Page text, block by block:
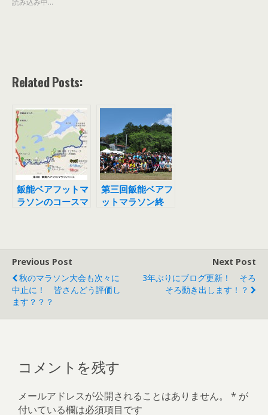
読み込み中...
Related Posts:
飯能ベアフットマ
ラソンのコースマ
第三回飯能ベアフ
ットマラソン終
Previous Post
秋のマラソン大会も次々に
中止に！ 皆さんどう評価し
ます？？？
Next Post
3年ぶりにブログ更新！ そろ
そろ動き出します！？
コメントを残す
メールアドレスが公開されることはありません。 * が
付いている欄は必須項目です